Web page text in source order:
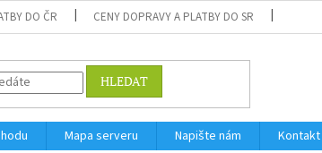
DO ČR CENY DOPRAVY A PLATBY DO SR
HLEDAT
Mapa serveru Napište nám
Kontakt